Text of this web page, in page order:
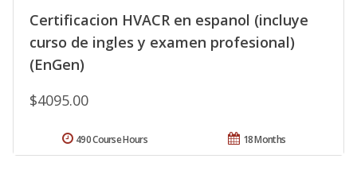
Certificacion HVACR en espanol (incluye
curso de ingles y examen profesional)
(EnGen)
$4095.00
18 Months
490 Course Hours